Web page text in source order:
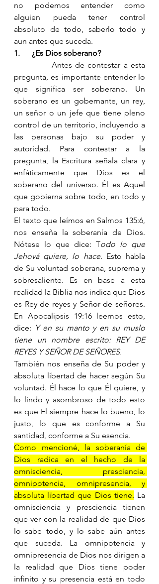
no podemos entender como
alguien pueda tener control
absoluto de todo, saberlo todo y
aun antes que suceda.
1. ¿Es Dios soberano?
pregunta, es importante entender lo
que significa ser soberano. Un
soberano es un gobernante, un rey,
un señor o un jefe que tiene pleno
control de un territorio, incluyendo a
las personas bajo su poder y
autoridad. Para contestar a la
pregunta, la Escritura señala clara y
enfáticamente que Dios es el
soberano del universo. Él es Aquel
que gobierna sobre todo, en todo y
para todo.
El texto que leímos en Salmos 135:6,
nos enseña la soberanía de Dios.
Nótese lo que dice: Todo lo que
Jehová quiere, lo hace. Esto habla
de Su voluntad soberana, suprema y
sobresaliente. Es en base a esta
realidad la Biblia nos indica que Dios
es Rey de reyes y Señor de señores.
En Apocalipsis 19:16 leemos esto,
dice: Y en su manto y en su muslo
tiene un nombre escrito: REY DE
REYES Y SEÑOR DE SEÑORES.
También nos enseña de Su poder y
absoluta libertad de hacer según Su
voluntad. Él hace lo que Él quiere, y
lo lindo y asombroso de todo esto
es que El siempre hace lo bueno, lo
justo, lo que es conforme a Su
santidad, conforme a Su esencia.
Como mencioné, la soberanía de
Dios radica en el hecho de la
omnisciencia, presciencia,
omnipotencia, omnipresencia, y
absoluta libertad que Dios tiene. La
omnisciencia y presciencia tienen
que ver con la realidad de que Dios
lo sabe todo, y lo sabe aún antes
que suceda. La omnipotencia y
omnipresencia de Dios nos dirigen a
la realidad que Dios tiene poder
infinito y su presencia está en todo